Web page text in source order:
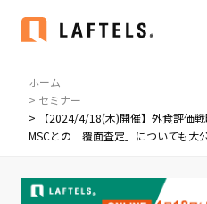
Home
私たちについて
私たちについて
ホーム
> セミナー
> 【2024/4/18(木)開催】外食評価戦
MSCとの「覆面査定」についても大公